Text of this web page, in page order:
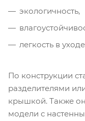
экологичность,
легкость в
По конструкции
разделителями
крышкой. Также
модели с